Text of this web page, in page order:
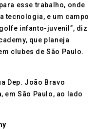
esse trabalho, onde
tecnologia, e um campo
infanto-juvenil”, diz
que planeja
clubes de São Paulo.
Dep. João Bravo
em São Paulo, ao lado